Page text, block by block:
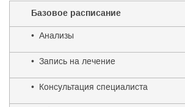
Базовое расписание
• Анализы
• Запись на лечение
• Консультация специалиста